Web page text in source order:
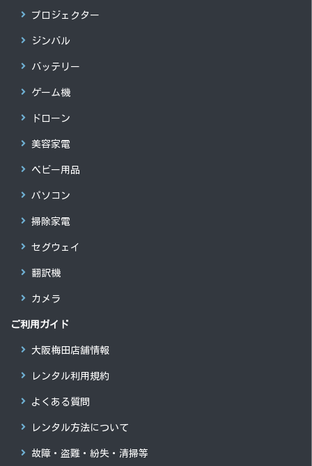
プロジェクター
ジンバル
バッテリー
ゲーム機
ドローン
美容家電
ベビー用品
パソコン
掃除家電
セグウェイ
翻訳機
カメラ
ご利用ガイド
大阪梅田店舗情報
レンタル利用規約
よくある質問
レンタル方法について
故障・盗難・紛失・清掃等